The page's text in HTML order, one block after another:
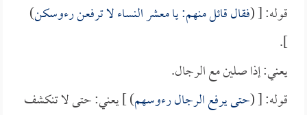
قوله: [ (فقال قائل منهم: يا معشر النساء لا ترفعن رءوسكن)
].
يعني: إذا صلين مع الرجال.
قوله: [ (حتى يرفع الرجال رءوسهم) ] يعني: حتى لا تنكشف